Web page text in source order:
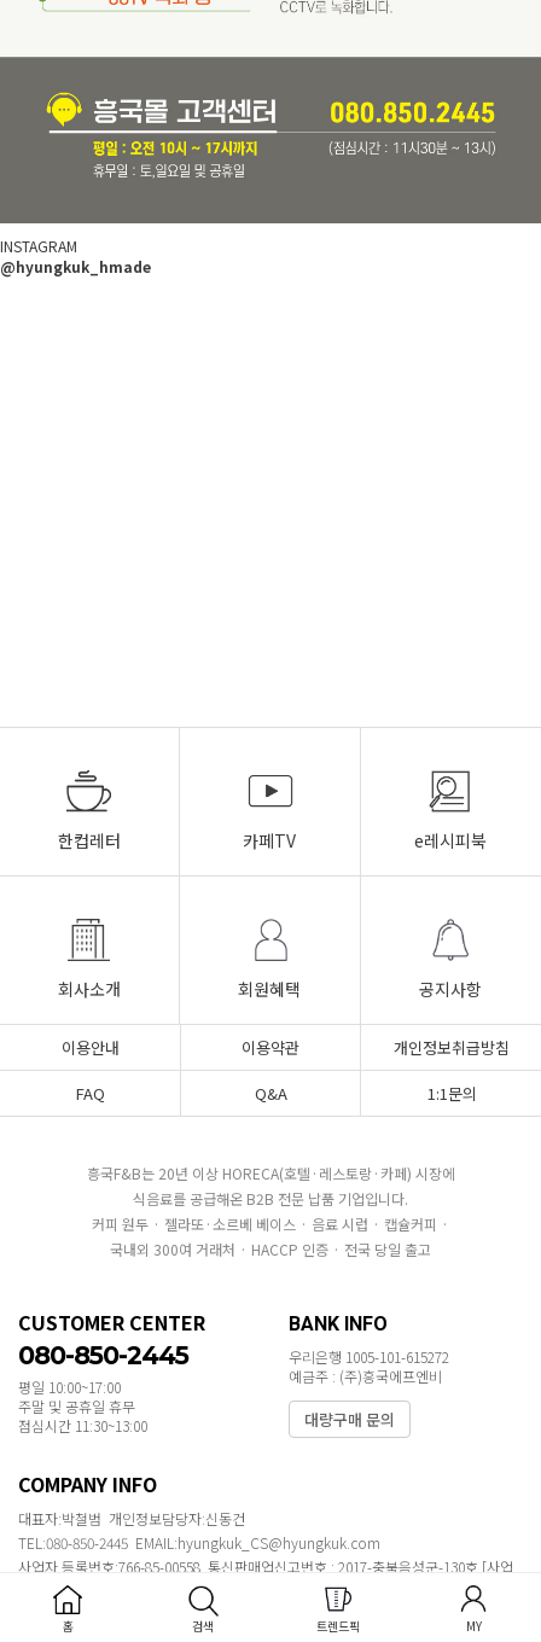
INSTAGRAM
@hyungkuk_hmade
한컵레터 카페TV e레시피북
회사소개 회원혜택 공지사항
이용안내 이용약관
개인정보취급방침
FAQ
Q&A 1:1문의
흥국F&B는 20년 이상 HORECA(호텔·레스토랑·카페) 시장에
식음료를 공급해온 B2B 전문 납품 기업입니다.
커피 원두 · 젤라또·소르베 베이스 · 음료 시럽 · 캡슐커피 ·
국내외 300여 거래처 · HACCP 인증 · 전국 당일 출고
CUSTOMER CENTER
080-850-2445
평일 10:00~17:00
주말 및 공휴일 휴무
점심시간 11:30~13:00
BANK INFO
우리은행 1005-101-615272
예금주 : (주)흥국에프엔비
대량구매 문의
COMPANY INFO
대표자:박철범 개인정보담당자:신동건
TEL:080-850-2445 EMAIL:hyungkuk_CS@hyungkuk.com
사업자 등록번호:766-85-00558 통신판매업신고번호 : 2017-충북음성군-130호 [사업
자정보확인]
주소 : 서울특별시 강남구 삼성로 546 흥국에프엔비빌딩
COPYRIGHT ⓒ 2020 MAKESHOP ALL RIGHTS RESERVED.
홈 검색 트렌드픽 MY